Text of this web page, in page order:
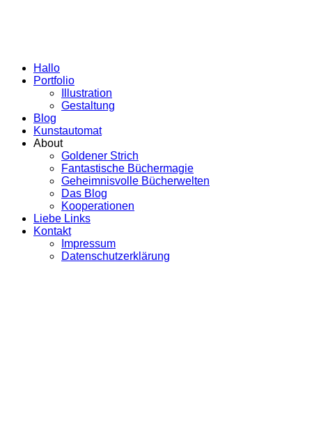
Hallo
Portfolio
Illustration
Gestaltung
Blog
Kunstautomat
About
Goldener Strich
Fantastische Büchermagie
Geheimnisvolle Bücherwelten
Das Blog
Kooperationen
Liebe Links
Kontakt
Impressum
Datenschutzerklärung